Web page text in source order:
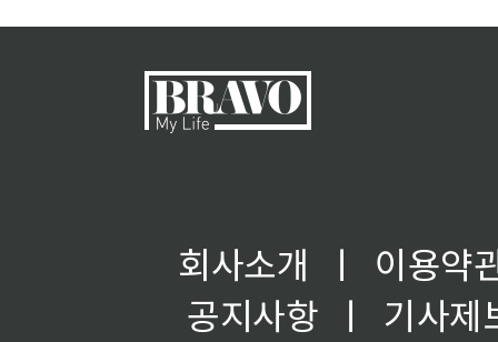
회사소개 ㅣ
이용약
공지사항
ㅣ
기사제